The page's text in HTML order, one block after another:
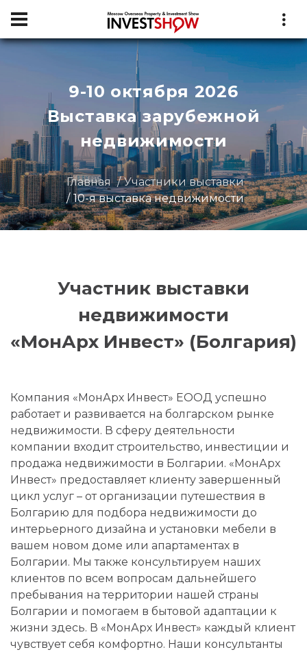
9-10 октября 2026
Выставка зарубежной
недвижимости
Главная
Участники выставки
10-я выставка недвижимости
Участник выставки
недвижимости
«МонАрх Инвест» (Болгария)
Компания «МонАрх Инвест» ЕООД успешно
работает и развивается на болгарском рынке
недвижимости. В сферу деятельности
компании входит строительство, инвестиции и
продажа недвижимости в Болгарии. «МонАрх
Инвест» предоставляет клиенту завершенный
цикл услуг – от организации путешествия в
Болгарию для подбора недвижимости до
интерьерного дизайна и установки мебели в
вашем новом доме или апартаментах в
Болгарии. Мы также консультируем наших
клиентов по всем вопросам дальнейшего
пребывания на территории нашей страны
Болгарии и помогаем в бытовой адаптации к
жизни здесь. В «МонАрх Инвест» каждый клиент
чувствует себя комфортно. Наши консультанты